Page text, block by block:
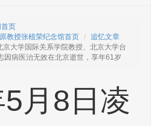
页
教授张植荣纪念馆首页
追忆文章
大学国际关系学院教授、北京大学台
因病医治无效在北京逝世，享年61岁
月8日凌